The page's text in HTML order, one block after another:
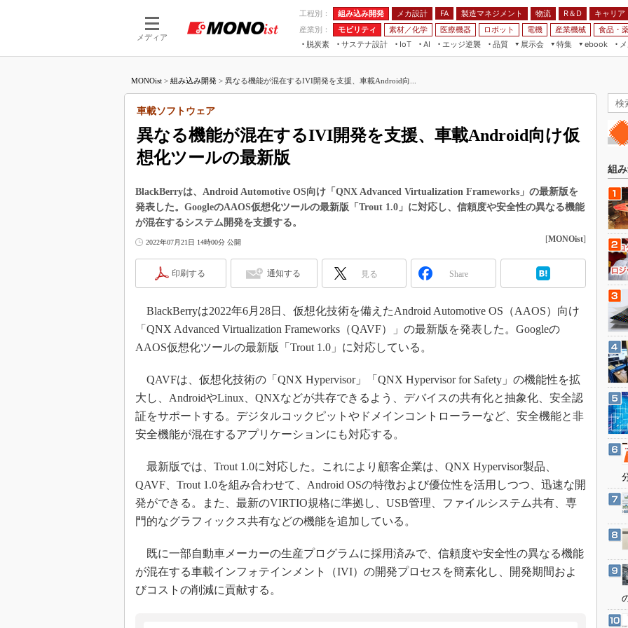
メディア
工程別： 組み込み開発 メカ設計 FA 製造マネジメント 物流 R＆D
キャリア
産業別：
モビリティ 素材／化学 医療機器 ロボット 電機 産業機械
食品・
脱炭素
サステナ設計
IoT
つながる工場
AI
AI×設備保全
エッジ逆襲 品質
展示会
JIMTOF
IIFES
TECHNO-FRONTIER
EdgeTech+
日本ものづくりワールド
AUTOMOTIVE WORLD
産業オープンネット展
特集
つながるクルマ
VR／AR
組み込み画像技術
組み込みモデリング
ISO26262
インダストリー4.0
イノベーション
植物工場
知財マネジメント
制御セキュリティ
新型コロナへの対応
ebook
FA
MONOist > 組み込み開発 > 異なる機能が混在するIVI開発を支援、車載Android向...
異なる機能が混在するIVI開発を支援、車載Android向け仮
想化ツールの最新版
車載ソフトウェア
BlackBerryは、Android Automotive OS向け「QNX Advanced Virtualization Frameworks」の最新版を
発表した。GoogleのAAOS仮想化ツールの最新版「Trout 1.0」に対応し、信頼度や安全性の異なる機能
が混在するシステム開発を支援する。
2022年07月21日 14時00分 公開 [MONOist]
印刷する 通知する 見る Share
BlackBerryは2022年6月28日、仮想化技術を備えたAndroid Automotive OS（AAOS）向け
「QNX Advanced Virtualization Frameworks（QAVF）」の最新版を発表した。Googleの
AAOS仮想化ツールの最新版「Trout 1.0」に対応している。
QAVFは、仮想化技術の「QNX Hypervisor」「QNX Hypervisor for Safety」の機能性を拡
大し、AndroidやLinux、QNXなどが共存できるよう、デバイスの共有化と抽象化、安全認
証をサポートする。デジタルコックピットやドメインコントローラーなど、安全機能と非
安全機能が混在するアプリケーションにも対応する。
最新版では、Trout 1.0に対応した。これにより顧客企業は、QNX Hypervisor製品、
QAVF、Trout 1.0を組み合わせて、Android OSの特徴および優位性を活用しつつ、迅速な開
発ができる。また、最新のVIRTIO規格に準拠し、USB管理、ファイルシステム共有、専
門的なグラフィックス共有などの機能を追加している。
既に一部自動車メーカーの生産プログラムに採用済みで、信頼度や安全性の異なる機能
が混在する車載インフォテインメント（IVI）の開発プロセスを簡素化し、開発期間およ
びコストの削減に貢献する。
組